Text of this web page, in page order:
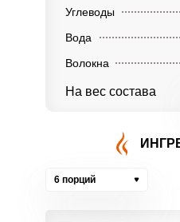
Углеводы
Вода
Волокна
На вес состава
6 порций